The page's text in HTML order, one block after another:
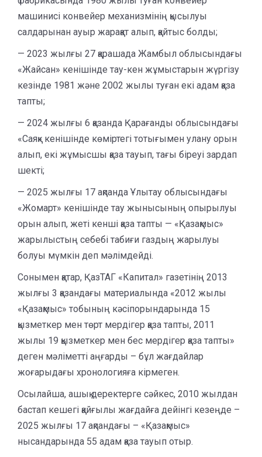
машинисі конвейер механизмінің қысылуы
салдарынан ауыр жарақат алып, қайтыс болды;
— 2023 жылғы 27 қарашада Жамбыл облысындағы
«Жайсан» кенішінде тау-кен жұмыстарын жүргізу
кезінде 1981 және 2002 жылы туған екі адам қаза
тапты;
— 2024 жылғы 6 қазанда Қарағанды облысындағы
«Саяқ» кенішінде көміртегі тотығымен улану орын
алып, екі жұмысшы қаза тауып, тағы біреуі зардап
шекті;
— 2025 жылғы 17 ақпанда Ұлытау облысындағы
«Жомарт» кенішінде тау жынысының опырылуы
орын алып, жеті кенші қаза тапты — «Қазақмыс»
жарылыстың себебі табиғи газдың жарылуы
болуы мүмкін деп мәлімдейді.
Сонымен қатар, ҚазТАГ «Капитал» газетінің 2013
жылғы 3 қазандағы материалында «2012 жылы
«Қазақмыс» тобының кәсіпорындарында 15
қызметкер мен төрт мердігер қаза тапты, 2011
жылы 19 қызметкер мен бес мердігер қаза тапты»
деген мәліметті аңғарды – бұл жағдайлар
жоғарыдағы хронологияға кірмеген.
Осылайша, ашық деректерге сәйкес, 2010 жылдан
бастап кешегі қайғылы жағдайға дейінгі кезеңде –
2025 жылғы 17 ақпандағы – «Қазақмыс»
нысандарында 55 адам қаза тауып отыр.